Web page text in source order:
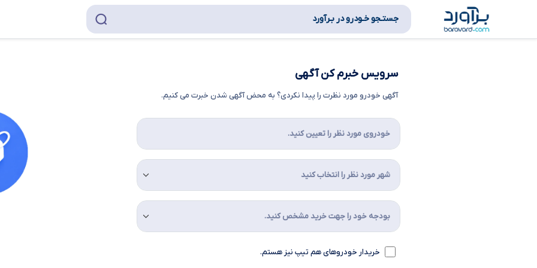
جستـجو خـودرو در بـرآورد
سرویس خبرم کن آگهی
آگهی خودرو مورد نظرت را پیدا نکردی؟ به محض آگهی شدن خبرت می کنیم.
خریدار خودروهای هم تیپ نیز هستم.